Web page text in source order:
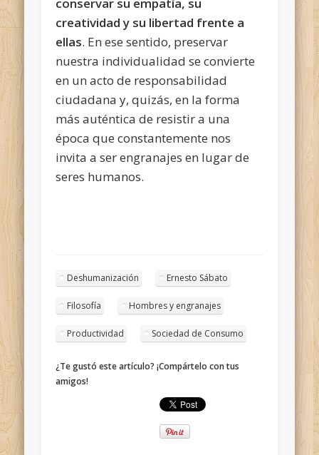
creatividad y su libertad frente a
ellas. En ese sentido, preservar
nuestra individualidad se convierte
en un acto de responsabilidad
ciudadana y, quizás, en la forma
más auténtica de resistir a una
época que constantemente nos
invita a ser engranajes en lugar de
seres humanos.
Deshumanización Ernesto Sábato
Filosofía Hombres y engranajes
Productividad Sociedad de Consumo
¿Te gustó este artículo? ¡Compártelo con tus
amigos!